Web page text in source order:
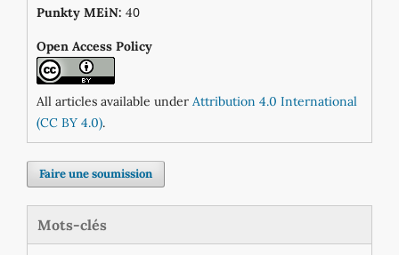
Punkty MEiN: 40
Open Access Policy
All articles available under Attribution 4.0 International
(CC BY 4.0).
Faire une soumission
Mots-clés